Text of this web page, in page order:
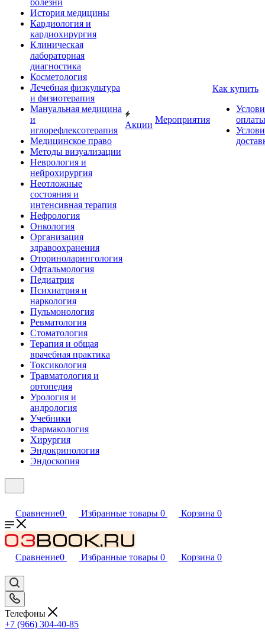
болезни
История медицины
Кардиология и
кардиохирургия
Клиническая
лабораторная
диагностика
Косметология
Лечебная физкультура
и физиотерапия
Мануальная медицина
и
иглорефлексотерапия
Медицинское право
Методы визуализации
Неврология и
нейрохирургия
Неотложные
состояния и
интенсивная терапия
Нефрология
Онкология
Организация
здравоохранения
Оториноларингология
Офтальмология
Педиатрия
Психиатрия и
наркология
Пульмонология
Ревматология
Стоматология
Терапия и общая
врачебная практика
Токсикология
Травматология и
ортопедия
Урология и
андрология
Учебники
Фармакология
Хирургия
Эндокринология
Эндоскопия
Акции
Мероприятия
Как купить
оплаты
Сравнение0 Избранные товары 0 Корзина 0
Сравнение0 Избранные товары 0 Корзина 0
Телефоны
+7 (966) 304-40-85